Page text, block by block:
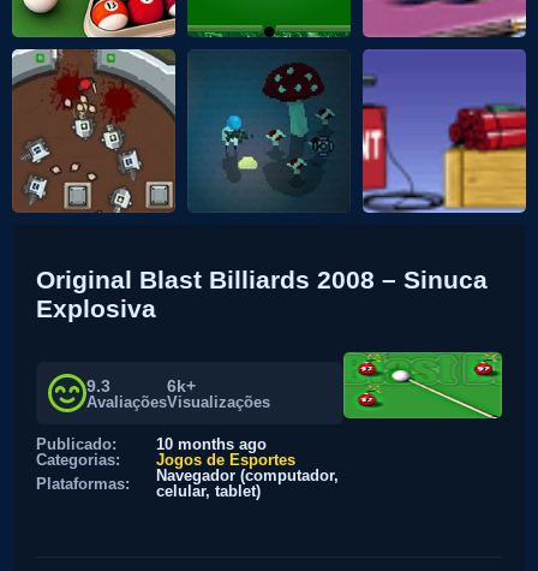
Original Blast Billiards 2008 – Sinuca
Explosiva
9.3
Avaliações
6k+
Visualizações
Publicado:
10 months ago
Categorias:
Jogos de Esportes
Plataformas:
Navegador (computador,
celular, tablet)